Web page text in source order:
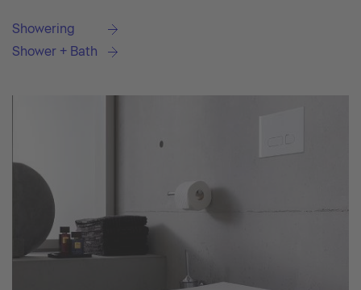
Showering
Shower + Bath